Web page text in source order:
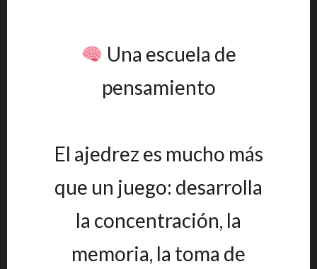
Una escuela de
pensamiento
El ajedrez es mucho más
que un juego: desarrolla
la concentración, la
memoria, la toma de